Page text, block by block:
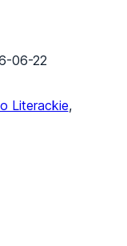
06-22
Literackie,